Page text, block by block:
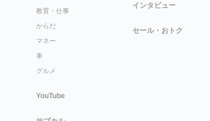
教育・仕事
からだ
マネー
車
グルメ
YouTube
インタビュー
セール・おトク